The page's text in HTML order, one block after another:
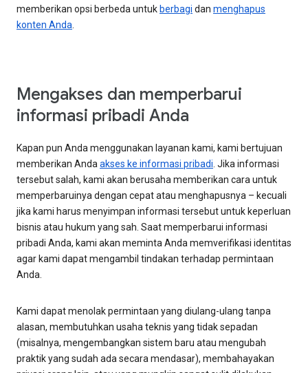
memberikan opsi berbeda untuk berbagi dan menghapus
konten Anda.
Mengakses dan memperbarui
informasi pribadi Anda
Kapan pun Anda menggunakan layanan kami, kami bertujuan
memberikan Andaakses ke informasi pribadi. Jika informasi
tersebut salah, kami akan berusaha memberikan cara untuk
memperbaruinya dengan cepat atau menghapusnya – kecuali
jika kami harus menyimpan informasi tersebut untuk keperluan
bisnis atau hukum yang sah. Saat memperbarui informasi
pribadi Anda, kami akan meminta Anda memverifikasi identitas
agar kami dapat mengambil tindakan terhadap permintaan
Anda.
Kami dapat menolak permintaan yang diulang-ulang tanpa
alasan, membutuhkan usaha teknis yang tidak sepadan
(misalnya, mengembangkan sistem baru atau mengubah
praktik yang sudah ada secara mendasar), membahayakan